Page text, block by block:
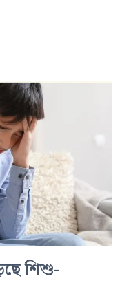
শিশু-